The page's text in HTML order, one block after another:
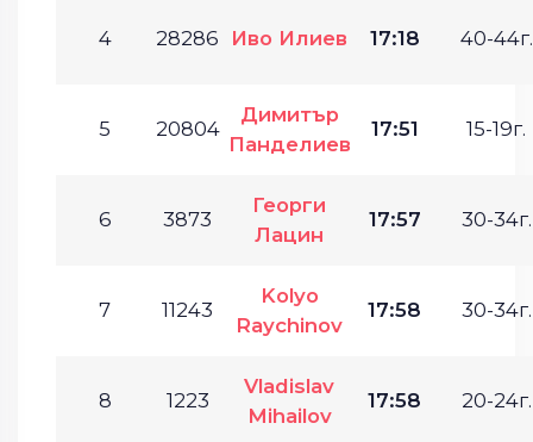
4 28286 Иво Илиев 17:18 40-44г.
5 20804
Димитър
Панделиев
17:51 15-19г.
6 3873
Георги
Лацин
17:57 30-34г.
7 11243
Kolyo
Raychinov
17:58 30-34г.
8 1223
Vladislav
Mihailov
17:58 20-24г.